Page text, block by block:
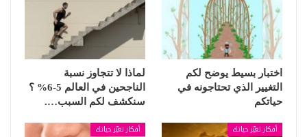
اختبار بسيط يوضح لكم
التغيير الذي تحتاجونه في
حياتكم
لماذا لا تتجاوز نسبة
الناجحين في العالم 5-6% ؟
سنكشف لكم السبب….
أفكار تغيّر حياتك أفكار تغيّر حياتك